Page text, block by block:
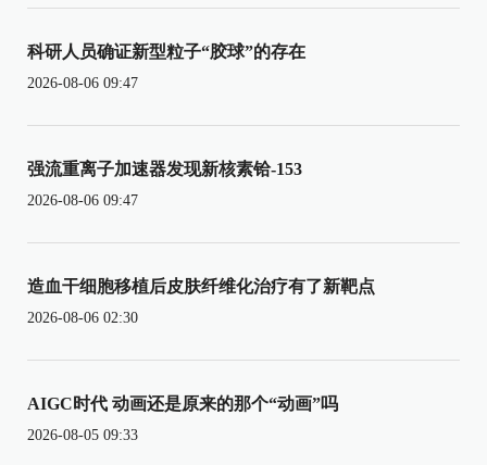
科研人员确证新型粒子“胶球”的存在
2026-08-06 09:47
强流重离子加速器发现新核素铪-153
2026-08-06 09:47
造血干细胞移植后皮肤纤维化治疗有了新靶点
2026-08-06 02:30
AIGC时代 动画还是原来的那个“动画”吗
2026-08-05 09:33